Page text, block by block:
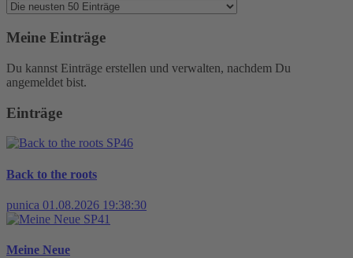
Meine Einträge
Du kannst Einträge erstellen und verwalten, nachdem Du
angemeldet bist.
Einträge
SP46
Back to the roots
punica 01.08.2026 19:38:30
SP41
Meine Neue